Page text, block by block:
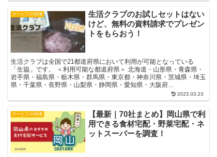
サービスの特徴
生活クラブのお試しセットはない
けど、無料の資料請求でプレゼン
トをもらおう！
生活クラブは全国で21都道府県において利用が可能となっている
「生協」です。 ＜利用可能な都道府県＞ 北海道・山形県・青森県・
岩手県・福島県・栃木県・群馬県・東京都・神奈川県・茨城県・埼玉
県・千葉県・長野県・山梨県・静岡県・愛知県・大阪府...
2023.03.23
サービスの特徴
【最新｜70社まとめ】岡山県で利
用できる食材宅配・野菜宅配・ネ
ットスーパーを調査！